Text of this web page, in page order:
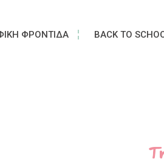
ΦΡΟΝΤΊΔΑ BACK TO